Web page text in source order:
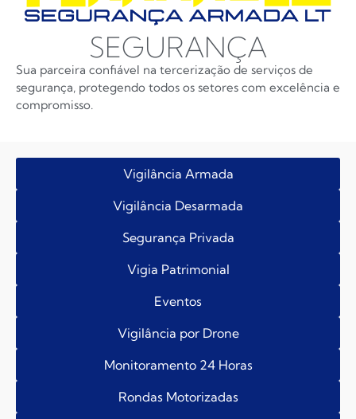
SEGURANÇA
Sua parceira confiável na tercerização de serviços de
segurança, protegendo todos os setores com excelência e
compromisso.
Vigilância Armada
Vigilância Desarmada
Segurança Privada
Vigia Patrimonial
Eventos
Vigilância por Drone
Monitoramento 24 Horas
Rondas Motorizadas